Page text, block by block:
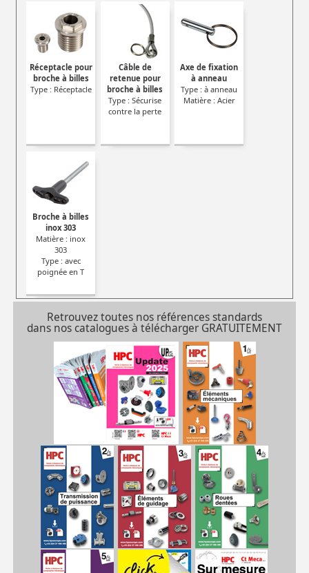
Réceptacle pour
broche à billes
Type : Réceptacle
Câble de
retenue pour
broche à billes
Type : Sécurise
contre la perte
Axe de fixation
à anneau
Type : à anneau
Matière : Acier
Broche à billes
inox 303
Matière : inox
303
Type : avec
poignée en T
Retrouvez toutes nos références standards
dans nos catalogues à télécharger GRATUITEMENT